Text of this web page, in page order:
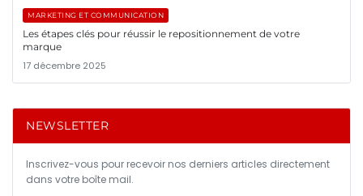
MARKETING ET COMMUNICATION
Les étapes clés pour réussir le repositionnement de votre
marque
17 décembre 2025
NEWSLETTER
Inscrivez-vous pour recevoir nos derniers articles directement
dans votre boîte mail.